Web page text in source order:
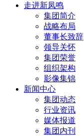
走进新凤鸣
集团简介
战略布局
董事长致辞
领导关怀
集团荣誉
组织架构
影像集锦
新闻中心
集团动态
行业资讯
媒体报道
集团内刊